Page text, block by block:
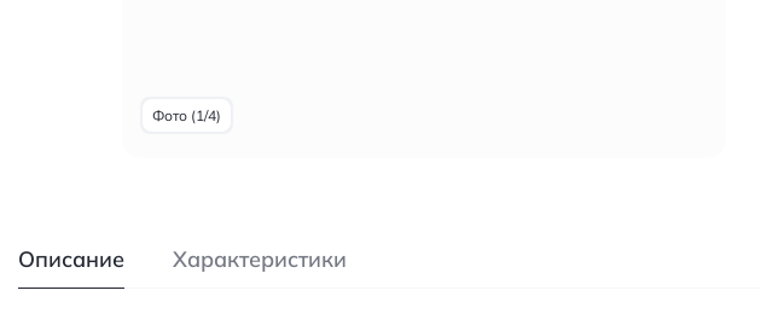
Фото (1/4)
Описание Характеристики